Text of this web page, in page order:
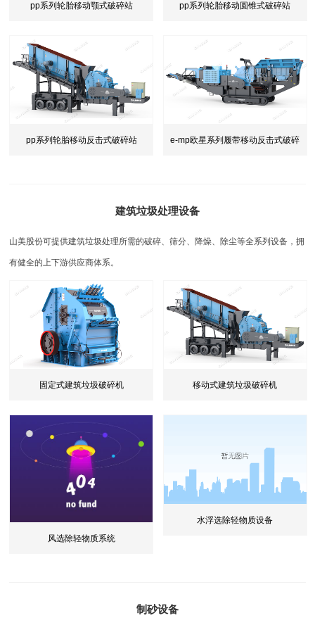
pp系列轮胎移动颚式破碎站 pp系列轮胎移动圆锥式破碎站
pp系列轮胎移动反击式破碎站 e-mp欧星系列履带移动反击式破碎
建筑垃圾处理设备
山美股份可提供建筑垃圾处理所需的破碎、筛分、降燥、除尘等全系列设备，拥
有健全的上下游供应商体系。
固定式建筑垃圾破碎机 移动式建筑垃圾破碎机
风选除轻物质系统
水浮选除轻物质设备
制砂设备